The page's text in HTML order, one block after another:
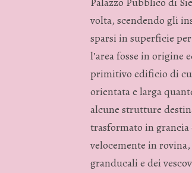
volta, scendendo gli
sparsi in superficie
l’area fosse in origine
primitivo edificio di
orientata e larga
alcune strutture
trasformato in grancia
velocemente in
granducali e dei